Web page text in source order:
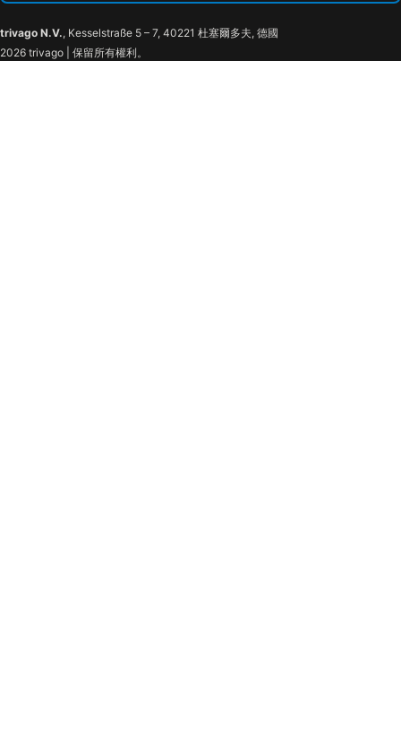
trivago N.V., Kesselstraße 5 – 7, 40221 杜塞爾多夫, 德國
2026 trivago | 保留所有權利。